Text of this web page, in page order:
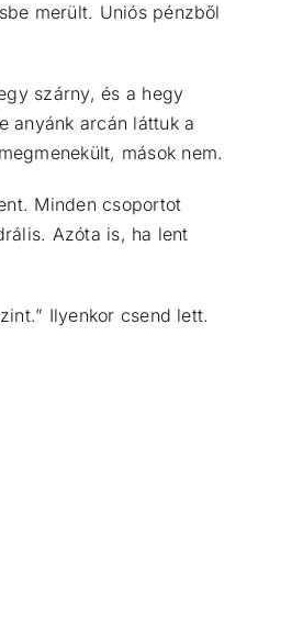
merült. Uniós pénzből
szárny, és a hegy
anyánk arcán láttuk a
mások nem.
Minden csoportot
Azóta is, ha lent
Ilyenkor csend lett.